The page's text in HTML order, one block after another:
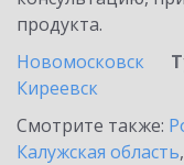
продукта.
Новомосковск
Киреевск
Смотрите также:
Калужская область,